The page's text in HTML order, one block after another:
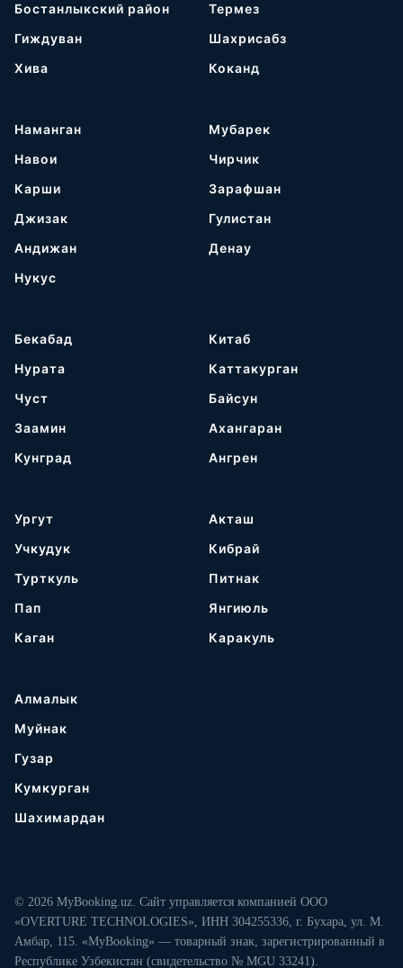
Бостанлыкский район
Гиждуван
Хива
Термез
Шахрисабз
Коканд
Наманган
Навои
Карши
Джизак
Андижан
Нукус
Мубарек
Чирчик
Зарафшан
Гулистан
Денау
Бекабад
Нурата
Чуст
Заамин
Кунград
Китаб
Каттакурган
Байсун
Ахангаран
Ангрен
Ургут
Учкудук
Турткуль
Пап
Каган
Акташ
Кибрай
Питнак
Янгиюль
Каракуль
Алмалык
Муйнак
Гузар
Кумкурган
Шахимардан
© 2026 MyBooking.uz. Сайт управляется компанией ООО
«OVERTURE TECHNOLOGIES», ИНН 304255336, г. Бухара, ул. М.
Амбар, 115. «MyBooking» — товарный знак, зарегистрированный в
Республике Узбекистан (свидетельство № MGU 33241).